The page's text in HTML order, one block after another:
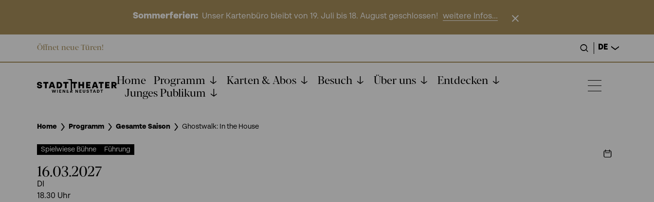
Sommerferien: Unser Kartenbüro bleibt von 19. Juli bis 18. August geschlossen! weitere Infos...
Öffnet neue Türen! DE
Home Programm Karten & Abos Besuch Über uns
Entdecken
Junges Publikum
Home Programm Gesamte Saison Ghostwalk: In the House
Spielwiese Bühne Führung
16.03.2027
DI
18.30 Uhr